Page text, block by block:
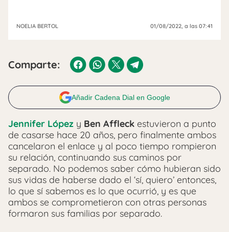
NOELIA BERTOL 01/08/2022 , a las 07:41
Comparte:
Añadir Cadena Dial en Google
Jennifer López y Ben Affleck estuvieron a punto
de casarse hace 20 años, pero finalmente ambos
cancelaron el enlace y al poco tiempo rompieron
su relación, continuando sus caminos por
separado. No podemos saber cómo hubieran sido
sus vidas de haberse dado el ‘sí, quiero’ entonces,
lo que sí sabemos es lo que ocurrió, y es que
ambos se comprometieron con otras personas
formaron sus familias por separado.